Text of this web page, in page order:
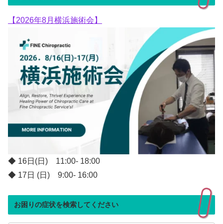
【2026年8月横浜施術会】
◆ 16日(日) 11:00- 18:00
◆ 17日 (日) 9:00- 16:00
お困りの症状を検索してください